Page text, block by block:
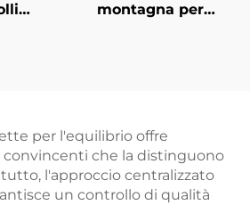
montagna per
acciaio, un ottimo
regalo
per l'equilibrio offre
che la distinguono
l'approccio centralizzato
un controllo di qualità